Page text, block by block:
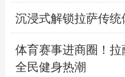
沉浸式解锁拉萨传
体育赛事进商圈！
全民健身热潮